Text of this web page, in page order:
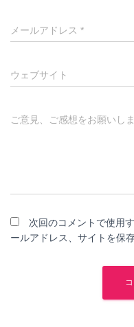
メールアドレス *
ウェブサイト
ご意見、ご感想をお願いしま
次回のコメントで使用
ールアドレス、サイトを保存